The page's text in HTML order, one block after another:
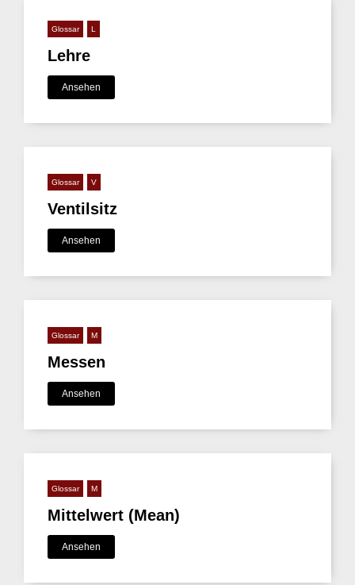
Glossar L
Lehre
Ansehen
Glossar V
Ventilsitz
Ansehen
Glossar M
Messen
Ansehen
Glossar M
Mittelwert (Mean)
Ansehen